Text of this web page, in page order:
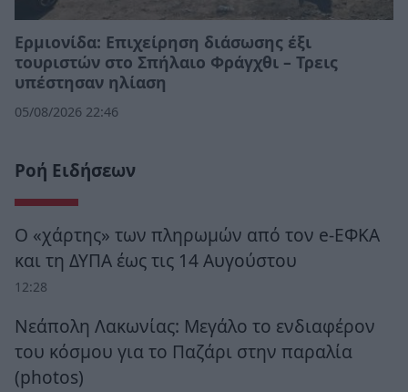
Ερμιονίδα: Επιχείρηση διάσωσης έξι
τουριστών στο Σπήλαιο Φράγχθι – Τρεις
υπέστησαν ηλίαση
05/08/2026 22:46
Ροή Ειδήσεων
Ο «χάρτης» των πληρωμών από τον e-ΕΦΚΑ
και τη ΔΥΠΑ έως τις 14 Αυγούστου
12:28
Νεάπολη Λακωνίας: Μεγάλο το ενδιαφέρον
του κόσμου για το Παζάρι στην παραλία
(photos)